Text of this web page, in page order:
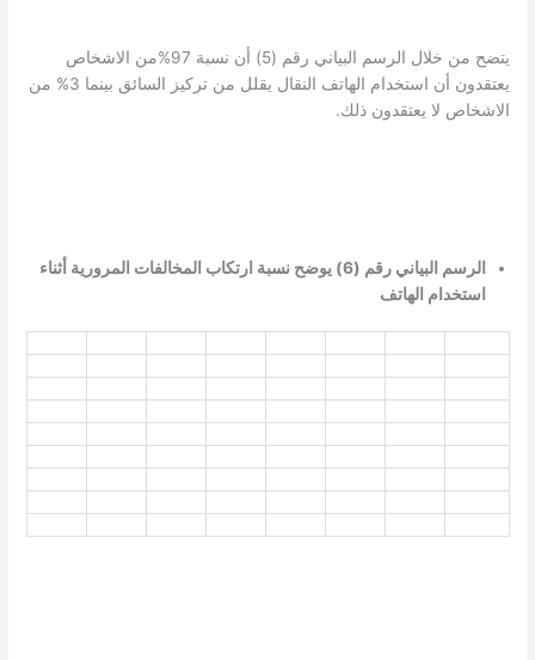
يتضح من خلال الرسم البياني رقم (5) أن نسبة 97%من الاشخاص
يعتقدون أن استخدام الهاتف النقال يقلل من تركيز السائق بينما 3% من
الاشخاص لا يعتقدون ذلك.
الرسم البياني رقم (6) يوضح نسبة ارتكاب المخالفات المرورية أثناء
استخدام الهاتف